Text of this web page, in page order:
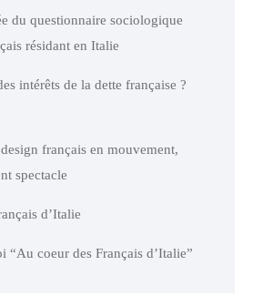
du questionnaire sociologique
résidant en Italie
intérêts de la dette française ?
français en mouvement,
spectacle
d’Italie
“Au coeur des Français d’Italie”